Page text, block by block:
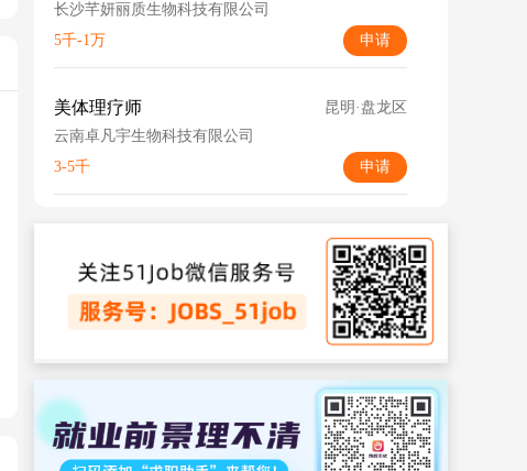
长沙芊妍丽质生物科技有限公司
5千-1万
申请
美体理疗师
昆明·盘龙区
云南卓凡宇生物科技有限公司
3-5千
申请